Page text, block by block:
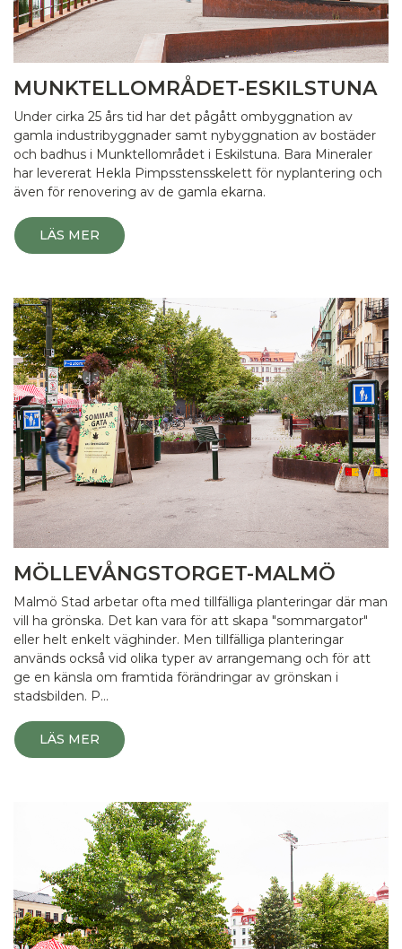
MUNKTELLOMRÅDET-ESKILSTUNA
Under cirka 25 års tid har det pågått ombyggnation av
gamla industribyggnader samt nybyggnation av bostäder
och badhus i Munktellområdet i Eskilstuna. Bara Mineraler
har levererat Hekla Pimpsstensskelett för nyplantering och
även för renovering av de gamla ekarna.
LÄS MER
MÖLLEVÅNGSTORGET-MALMÖ
Malmö Stad arbetar ofta med tillfälliga planteringar där man
vill ha grönska. Det kan vara för att skapa "sommargator"
eller helt enkelt väghinder. Men tillfälliga planteringar
används också vid olika typer av arrangemang och för att
ge en känsla om framtida förändringar av grönskan i
stadsbilden. P…
LÄS MER